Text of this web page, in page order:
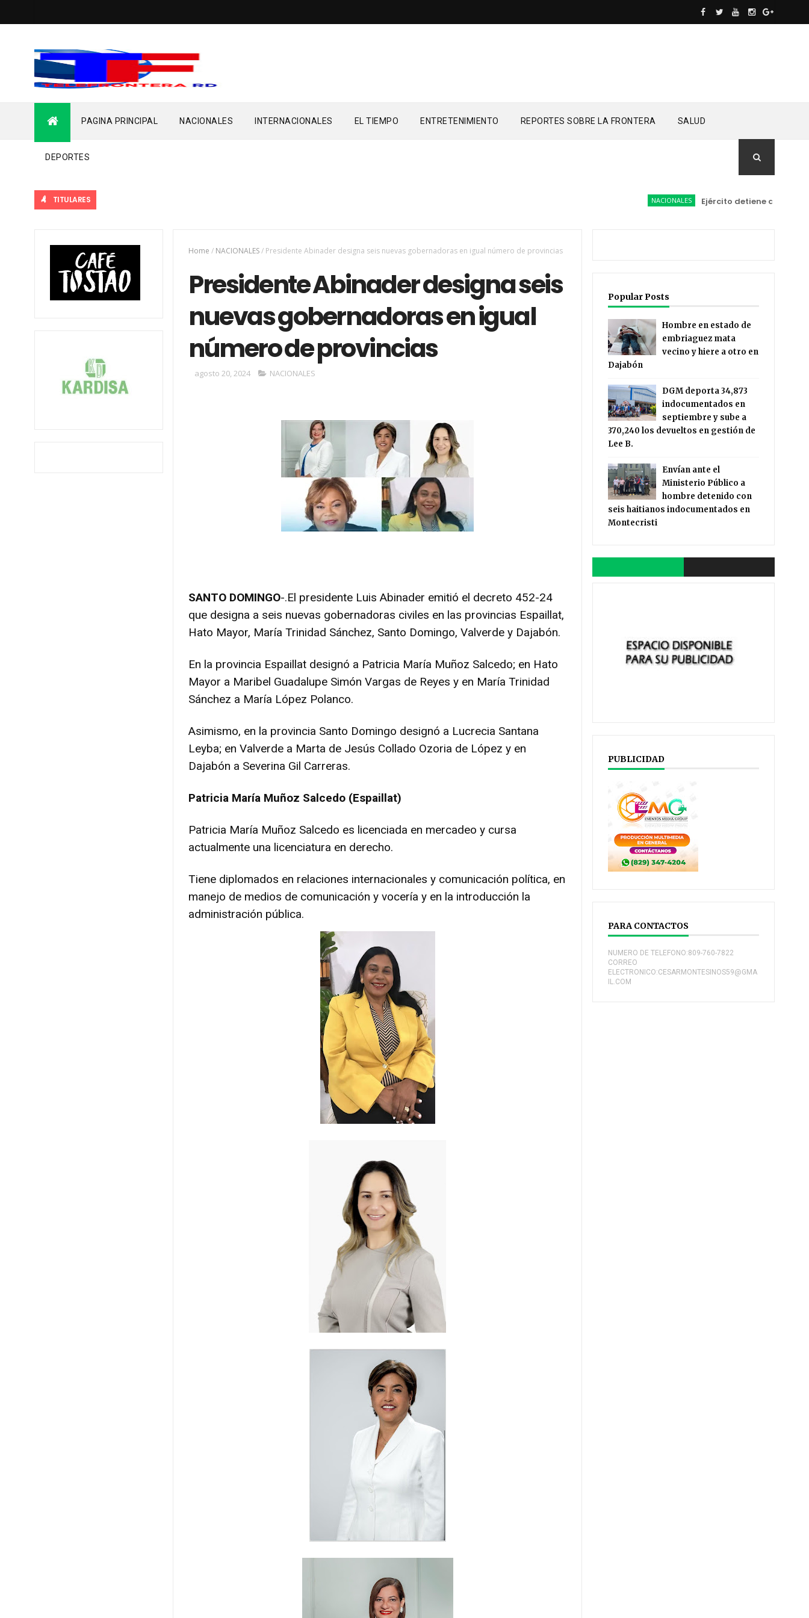
PAGINA PRINCIPAL NACIONALES INTERNACIONALES EL TIEMPO ENTRETENIMIENTO REPORTES SOBRE LA FRONTERA SALUD
DEPORTES
TITULARES NACIONALES Ejército detiene a conductor
Home / NACIONALES/ Presidente Abinader designa seis nuevas gobernadoras en igual número de provincias
Presidente Abinader designa seis
nuevas gobernadoras en igual
número de provincias
agosto 20, 2024 NACIONALES
SANTO DOMINGO-.El presidente Luis Abinader emitió el decreto 452-24
que designa a seis nuevas gobernadoras civiles en las provincias Espaillat,
Hato Mayor, María Trinidad Sánchez, Santo Domingo, Valverde y Dajabón.
En la provincia Espaillat designó a Patricia María Muñoz Salcedo; en Hato
Mayor a Maribel Guadalupe Simón Vargas de Reyes y en María Trinidad
Sánchez a María López Polanco.
Asimismo, en la provincia Santo Domingo designó a Lucrecia Santana
Leyba; en Valverde a Marta de Jesús Collado Ozoria de López y en
Dajabón a Severina Gil Carreras.
Patricia María Muñoz Salcedo (Espaillat)
Patricia María Muñoz Salcedo es licenciada en mercadeo y cursa
actualmente una licenciatura en derecho.
Tiene diplomados en relaciones internacionales y comunicación política, en
manejo de medios de comunicación y vocería y en la introducción la
administración pública.
Popular Posts
Hombre en estado de
embriaguez mata
vecino y hiere a otro en
Dajabón
DGM deporta 34,873
indocumentados en
septiembre y sube a
370,240 los devueltos en gestión de
Lee B.
Envían ante el
Ministerio Público a
hombre detenido con
seis haitianos indocumentados en
Montecristi
PUBLICIDAD
PARA CONTACTOS
NUMERO DE TELEFONO:809-760-7822
CORREO
ELECTRONICO:CESARMONTESINOS59@GMA
IL.COM